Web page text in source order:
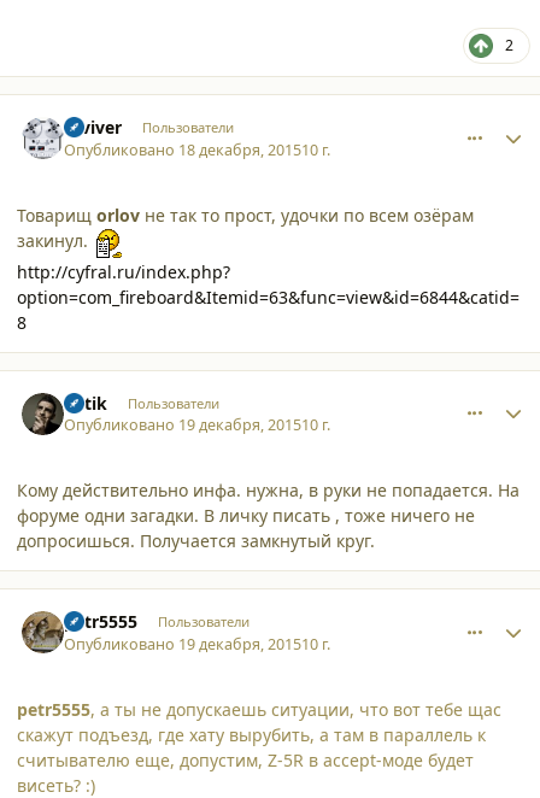
2
reviver Пользователи
Опубликовано 18 декабря, 201510 г.
Товарищ orlov не так то прост, удочки по всем озёрам
закинул.
http://cyfral.ru/index.php?
option=com_fireboard&Itemid=63&func=view&id=6844&catid=
8
natik Пользователи
Опубликовано 19 декабря, 201510 г.
Кому действительно инфа. нужна, в руки не попадается. На
форуме одни загадки. В личку писать , тоже ничего не
допросишься. Получается замкнутый круг.
petr5555 Пользователи
Опубликовано 19 декабря, 201510 г.
petr5555, а ты не допускаешь ситуации, что вот тебе щас
скажут подъезд, где хату вырубить, а там в параллель к
считывателю еще, допустим, Z-5R в accept-моде будет
висеть? :)